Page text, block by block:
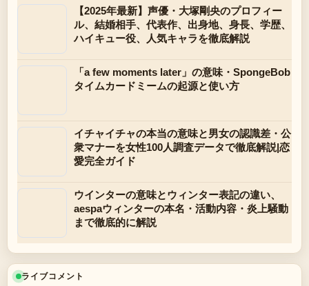
【2025年最新】声優・大塚剛央のプロフィー
ル、結婚相手、代表作、出身地、身長、学歴、
ハイキュー役、人気キャラを徹底解説
「a few moments later」の意味・SpongeBob
タイムカードミームの起源と使い方
イチャイチャの本当の意味と男女の認識差・公
衆マナーを女性100人調査データで徹底解説|恋
愛完全ガイド
ウインターの意味とウィンター表記の違い、
aespaウィンターの本名・活動内容・炎上騒動
まで徹底的に解説
ライブコメント